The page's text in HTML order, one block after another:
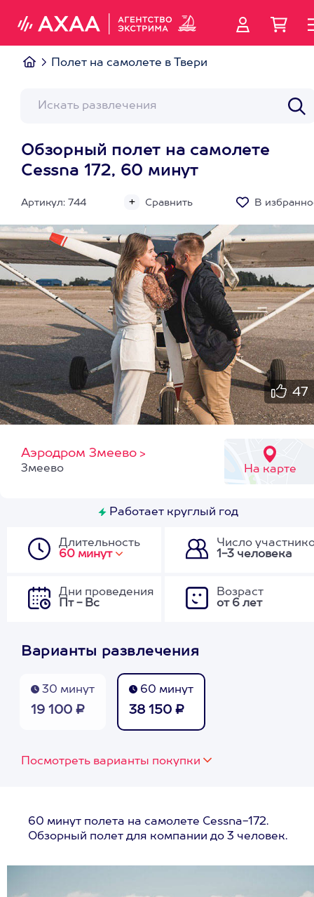
Полет на самолете в Твери
Обзорный полет на самолете
Cessna 172, 60 минут
Артикул: 744 Сравнить В
47
Аэродром Змеево >
На карте
Змеево
Работает круглый год
Длительность
60 минут
Число
1-3 человека
Дни проведения
Пт - Вс
Возраст
от 6 лет
Варианты развлечения
30 минут
19 100 ₽
60 минут
38 150 ₽
Посмотреть варианты покупки
60 минут полета на самолете Cessna-172.
Обзорный полет для компании до 3 человек.